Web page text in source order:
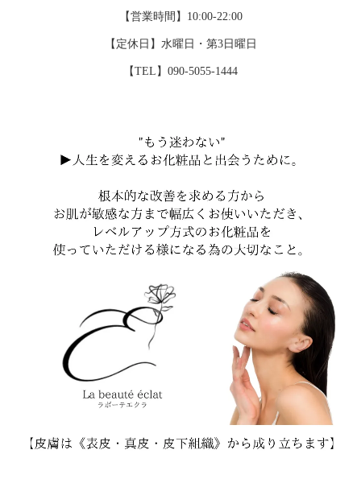
【営業時間】10:00-22:00
【定休日】水曜日・第3日曜日
【TEL】090-5055-1444